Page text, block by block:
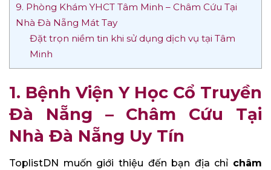
9. Phòng Khám YHCT Tâm Minh – Châm Cứu Tại
Nhà Đà Nẵng Mát Tay
Đặt trọn niềm tin khi sử dụng dịch vụ tại Tâm
Minh
1. Bệnh Viện Y Học Cổ Truyền
Đà Nẵng – Châm Cứu Tại
Nhà Đà Nẵng Uy Tín
ToplistDN muốn giới thiệu đến bạn địa chỉ châm